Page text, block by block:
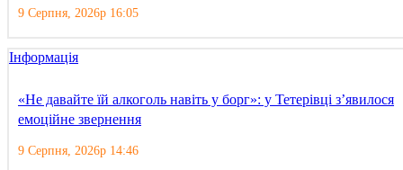
9 Серпня, 2026р 16:05
Інформація
«Не давайте їй алкоголь навіть у борг»: у Тетерівці з’явилося
емоційне звернення
9 Серпня, 2026р 14:46